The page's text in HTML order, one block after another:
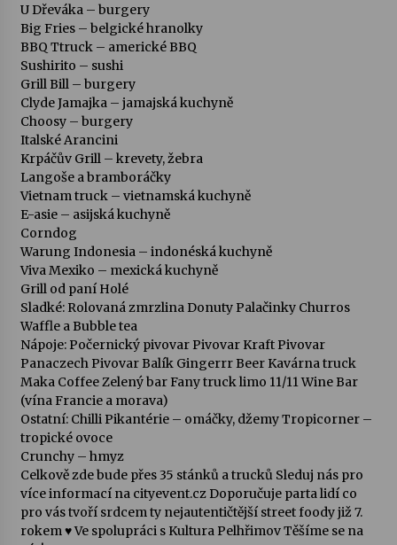
U Dřeváka – burgery
Big Fries – belgické hranolky
BBQ Ttruck – americké BBQ
Sushirito – sushi
Grill Bill – burgery
Clyde Jamajka – jamajská kuchyně
Choosy – burgery
Italské Arancini
Krpáčův Grill – krevety, žebra
Langoše a bramboráčky
Vietnam truck – vietnamská kuchyně
E-asie – asijská kuchyně
Corndog
Warung Indonesia – indonéská kuchyně
Viva Mexiko – mexická kuchyně
Grill od paní Holé
Sladké: Rolovaná zmrzlina Donuty Palačinky Churros
Waffle a Bubble tea
Nápoje: Počernický pivovar Pivovar Kraft Pivovar
Panaczech Pivovar Balík Gingerrr Beer Kavárna truck
Maka Coffee Zelený bar Fany truck limo 11/11 Wine Bar
(vína Francie a morava)
Ostatní: Chilli Pikantérie – omáčky, džemy Tropicorner –
tropické ovoce
Crunchy – hmyz
Celkově zde bude přes 35 stánků a trucků Sleduj nás pro
více informací na cityevent.cz Doporučuje parta lidí co
pro vás tvoří srdcem ty nejautentičtější street foody již 7.
rokem ♥️ Ve spolupráci s Kultura Pelhřimov Těšíme se na